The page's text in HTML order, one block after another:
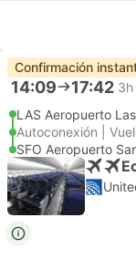
Confirmación
14:09 17:42
LAS Aeropuerto
Autoconexión |
SFO Aeropuerto